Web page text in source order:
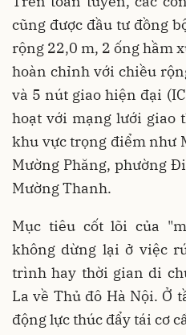
cũng được đầu tư đồng
rộng 22,0 m, 2 ống hầm
hoàn chỉnh với chiều
và 5 nút giao hiện đại
hoạt với mạng lưới giao
khu vực trọng điểm như
Mường Phăng, phường
Mường Thanh.
Mục tiêu cốt lõi của
không dừng lại ở việc
trình hay thời gian di
La về Thủ đô Hà Nội. Ở
động lực thúc đẩy tái cơ